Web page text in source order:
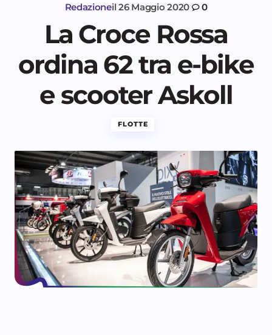
Redazioneil 26 Maggio 2020 0
La Croce Rossa
ordina 62 tra e-bike
e scooter Askoll
FLOTTE